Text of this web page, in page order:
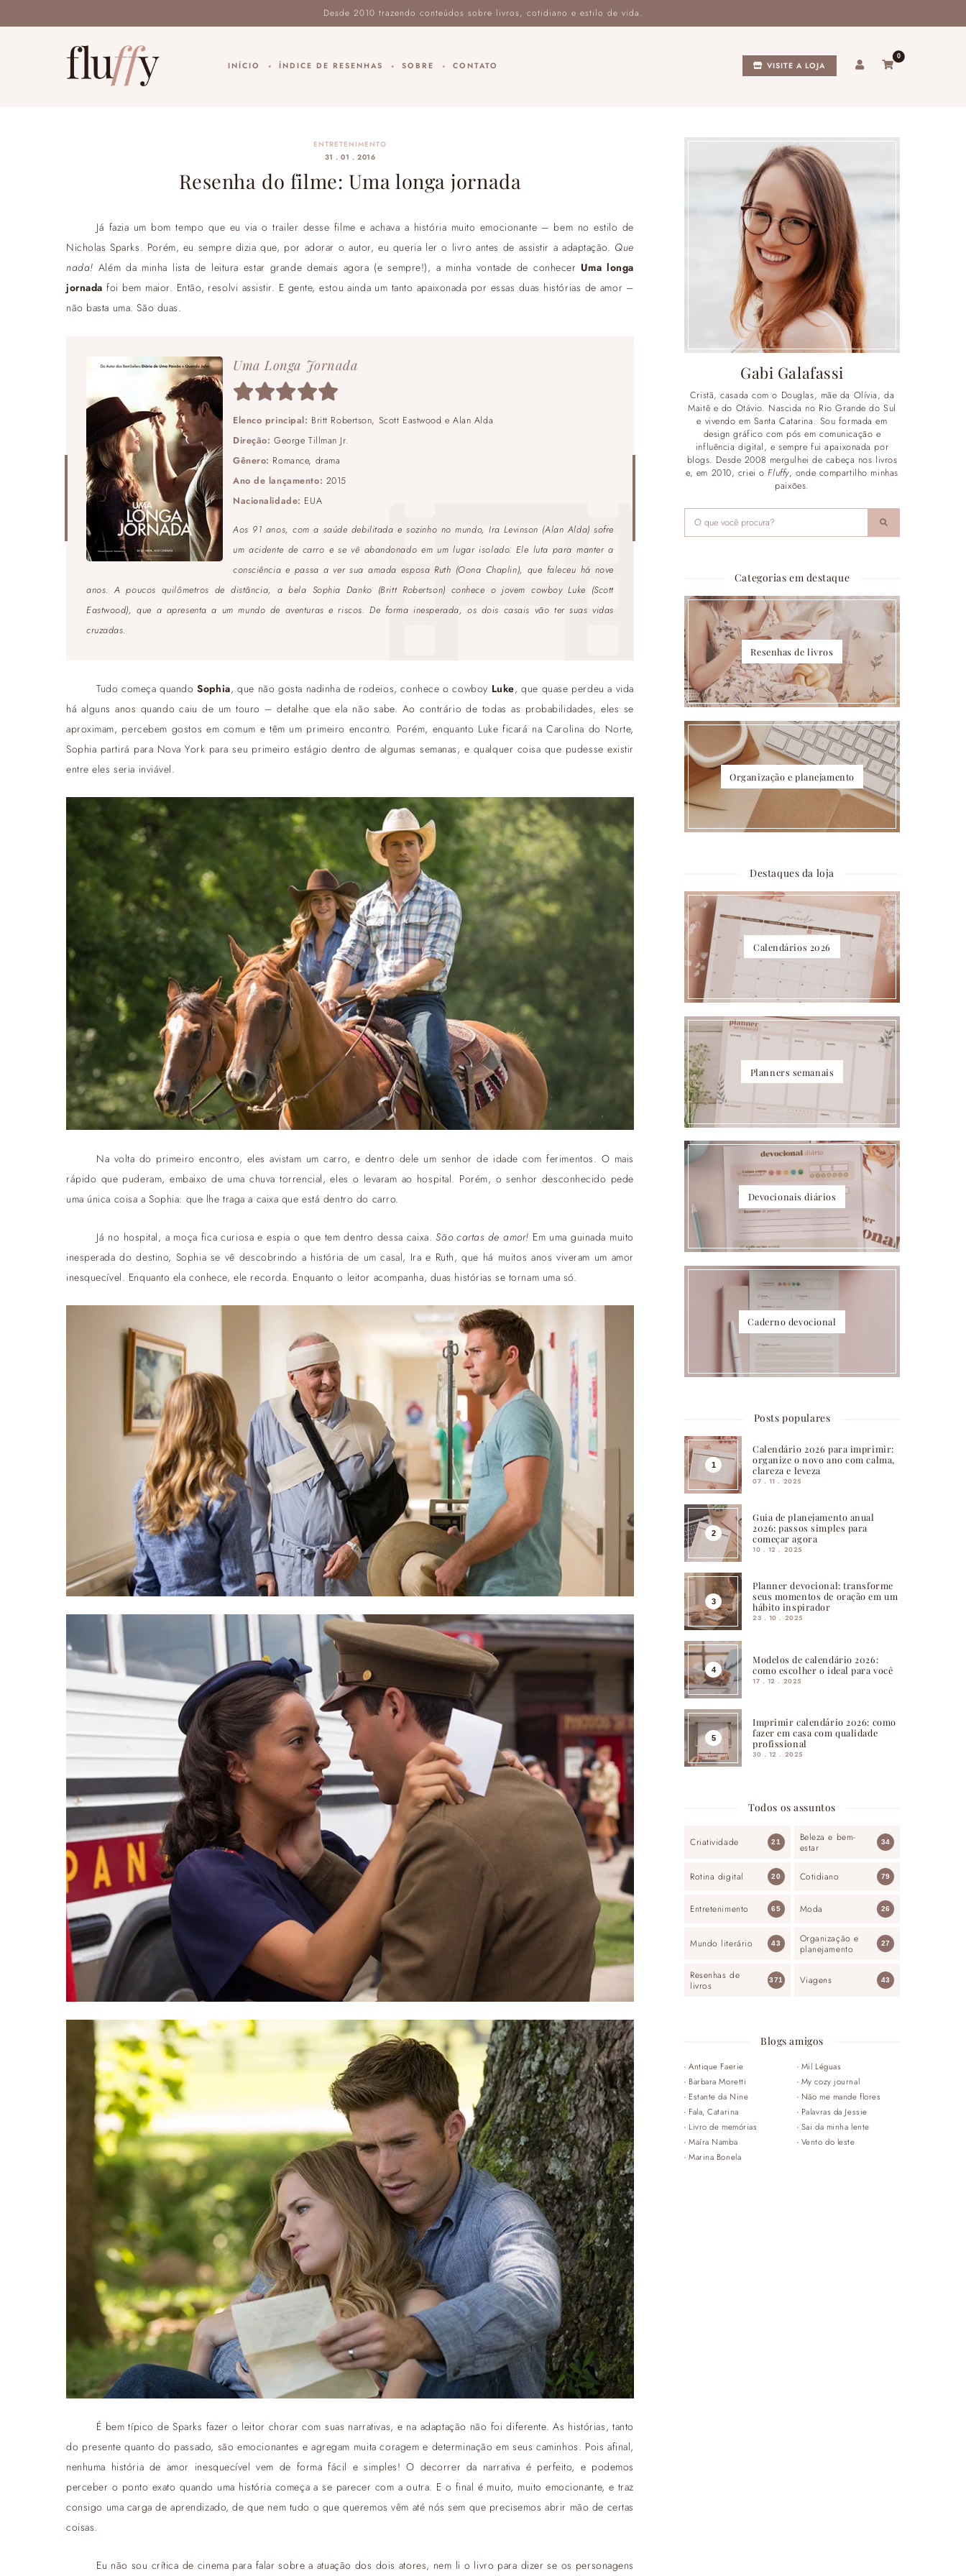
INÍCIO ÍNDICE DE RESENHAS SOBRE CONTATO VISITE A LOJA
0
ENTRETENIMENTO
31 . 01 . 2016
Resenha do filme: Uma longa jornada
Já fazia um bom tempo que eu via o trailer desse filme e achava a história muito emocionante – bem no estilo de
Nicholas Sparks. Porém, eu sempre dizia que, por adorar o autor, eu queria ler o livro antes de assistir a adaptação. Que
nada! Além da minha lista de leitura estar grande demais agora (e sempre!), a minha vontade de conhecer Uma longa
jornada foi bem maior. Então, resolvi assistir. E gente, estou ainda um tanto apaixonada por essas duas histórias de amor –
não basta uma. São duas.
Uma Longa Jornada
Elenco principal: Britt Robertson, Scott Eastwood e Alan Alda
Direção: George Tillman Jr.
Gênero: Romance, drama
Ano de lançamento: 2015
Nacionalidade: EUA
Aos 91 anos, com a saúde debilitada e sozinho no mundo, Ira Levinson (Alan Alda) sofre
um acidente de carro e se vê abandonado em um lugar isolado. Ele luta para manter a
consciência e passa a ver sua amada esposa Ruth (Oona Chaplin), que faleceu há nove
anos. A poucos quilômetros de distância, a bela Sophia Danko (Britt Robertson) conhece o jovem cowboy Luke (Scott
Eastwood), que a apresenta a um mundo de aventuras e riscos. De forma inesperada, os dois casais vão ter suas vidas
cruzadas.
Tudo começa quandoSophia, que não gosta nadinha de rodeios, conhece o cowboy Luke, que quase perdeu a vida
há alguns anos quando caiu de um touro – detalhe que ela não sabe. Ao contrário de todas as probabilidades, eles se
aproximam, percebem gostos em comum e têm um primeiro encontro. Porém, enquanto Luke ficará na Carolina do Norte,
Sophia partirá para Nova York para seu primeiro estágio dentro de algumas semanas, e qualquer coisa que pudesse existir
entre eles seria inviável.
Na volta do primeiro encontro, eles avistam um carro, e dentro dele um senhor de idade com ferimentos. O mais
rápido que puderam, embaixo de uma chuva torrencial, eles o levaram ao hospital. Porém, o senhor desconhecido pede
uma única coisa a Sophia: que lhe traga a caixa que está dentro do carro.
Já no hospital, a moça fica curiosa e espia o que tem dentro dessa caixa.São cartas de amor! Em uma guinada muito
inesperada do destino, Sophia se vê descobrindo a história de um casal, Ira e Ruth, que há muitos anos viveram um amor
inesquecível. Enquanto ela conhece, ele recorda. Enquanto o leitor acompanha, duas histórias se tornam uma só.
É bem típico de Sparks fazer o leitor chorar com suas narrativas, e na adaptação não foi diferente. As histórias, tanto
do presente quanto do passado, são emocionantes e agregam muita coragem e determinação em seus caminhos. Pois afinal,
nenhuma história de amor inesquecível vem de forma fácil e simples! O decorrer da narrativa é perfeito, e podemos
perceber o ponto exato quando uma história começa a se parecer com a outra. E o final é muito, muito emocionante, e traz
consigo uma carga de aprendizado, de que nem tudo o que queremos vêm até nós sem que precisemos abrir mão de certas
coisas.
Eu não sou crítica de cinema para falar sobre a atuação dos dois atores, nem li o livro para dizer se os personagens
Gabi Galafassi
Cristã, casada com o Douglas, mãe da Olívia, da
Maitê e do Otávio. Nascida no Rio Grande do Sul
e vivendo em Santa Catarina. Sou formada em
design gráfico com pós em comunicação e
influência digital, e sempre fui apaixonada por
blogs. Desde 2008 mergulhei de cabeça nos livros
e, em 2010, criei oFluffy, onde compartilho minhas
paixões.
Categorias em destaque
Resenhas de livros
Organização e planejamento
Destaques da loja
Calendários 2026
Planners semanais
Devocionais diários
Caderno devocional
Posts populares
Calendário 2026 para imprimir:
organize o novo ano com calma,
clareza e leveza
07 . 11 . 2025
Guia de planejamento anual
2026: passos simples para
começar agora
10 . 12 . 2025
Planner devocional: transforme
seus momentos de oração em um
hábito inspirador
23 . 10 . 2025
Modelos de calendário 2026:
como escolher o ideal para você
17 . 12 . 2025
Imprimir calendário 2026: como
fazer em casa com qualidade
profissional
30 . 12 . 2025
Todos os assuntos
Criatividade 21
Beleza e bem-
estar
34
Rotina digital 20 Cotidiano 79
Entretenimento 65 Moda 26
Mundo literário 43
Organização e
planejamento
27
Resenhas de
livros
371 Viagens 43
Blogs amigos
Antique Faerie
Barbara Moretti
Estante da Nine
Fala, Catarina
Livro de memórias
Maíra Namba
Marina Bonela
Mil Léguas
My cozy journal
Não me mande flores
Palavras da Jessie
Sai da minha lente
Vento do leste